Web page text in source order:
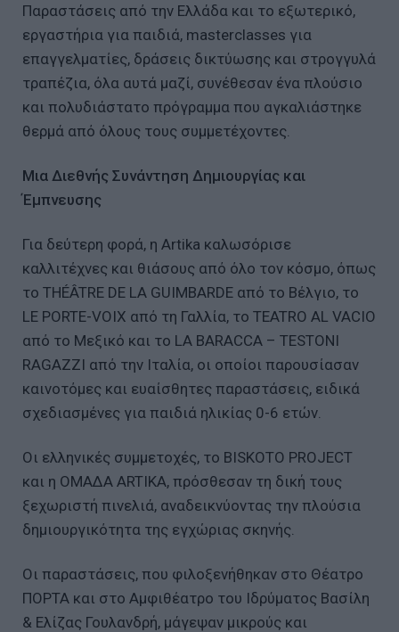
Παραστάσεις από την Ελλάδα και το εξωτερικό,
εργαστήρια για παιδιά, masterclasses για
επαγγελματίες, δράσεις δικτύωσης και στρογγυλά
τραπέζια, όλα αυτά μαζί, συνέθεσαν ένα πλούσιο
και πολυδιάστατο πρόγραμμα που αγκαλιάστηκε
θερμά από όλους τους συμμετέχοντες.
Μια Διεθνής Συνάντηση Δημιουργίας και
Έμπνευσης
Για δεύτερη φορά, η Artika καλωσόρισε
καλλιτέχνες και θιάσους από όλο τον κόσμο, όπως
το THÉÂTRE DE LA GUIMBARDE από το Βέλγιο, το
LE PORTE-VOIX από τη Γαλλία, το TEATRO AL VACIO
από το Μεξικό και το LA BARACCA – TESTONI
RAGAZZI από την Ιταλία, οι οποίοι παρουσίασαν
καινοτόμες και ευαίσθητες παραστάσεις, ειδικά
σχεδιασμένες για παιδιά ηλικίας 0-6 ετών.
Οι ελληνικές συμμετοχές, το BISKOTO PROJECT
και η ΟΜΑΔΑ ARTIKA, πρόσθεσαν τη δική τους
ξεχωριστή πινελιά, αναδεικνύοντας την πλούσια
δημιουργικότητα της εγχώριας σκηνής.
Οι παραστάσεις, που φιλοξενήθηκαν στο Θέατρο
ΠΟΡΤΑ και στο Αμφιθέατρο του Ιδρύματος Βασίλη
& Ελίζας Γουλανδρή, μάγεψαν μικρούς και